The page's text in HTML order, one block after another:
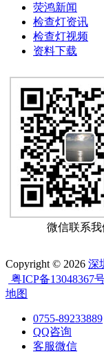
荧鸿新闻
检查灯资讯
检查灯视频
资料下载
微信联系我
Copyright © 2026 深
粤ICP备13048367
地图
0755-89233889
QQ咨询
客服微信